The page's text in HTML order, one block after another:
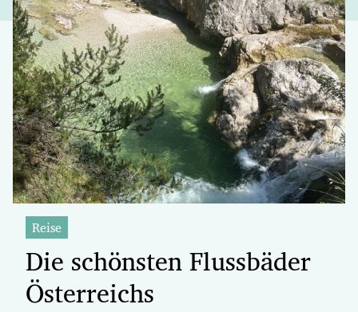
Reise
Die schönsten Flussbäder
Österreichs